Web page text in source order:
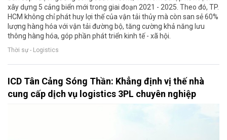
xây dựng 5 cảng biển mới trong giai đoạn 2021 - 2025. Theo đó, TP.
HCM không chỉ phát huy lợi thế của vận tải thủy mà còn san sẻ 60%
lượng hàng hóa với vận tải đường bộ, tăng cường khả năng lưu
thông hàng hóa, góp phần phát triển kinh tế - xã hội.
Thời sự - Logistics
ICD Tân Cảng Sóng Thần: Khẳng định vị thế nhà
cung cấp dịch vụ logistics 3PL chuyên nghiệp